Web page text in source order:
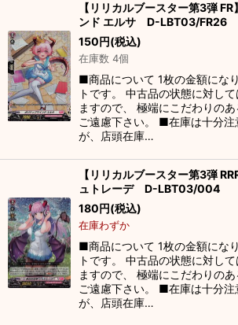
【リリカルブースター第3弾
ンド エルサ D-LBT03/FR26
150円(税込)
在庫数 4個
■商品について 1枚の金額にな
トです。 中古品の状態に対し
ますので、 極端にこだわりの
ご遠慮下さい。 ■在庫は十分注
が、店頭在庫…
【リリカルブースター第3弾
ュトレーデ D-LBT03/004
180円(税込)
在庫わずか
■商品について 1枚の金額にな
トです。 中古品の状態に対し
ますので、 極端にこだわりの
ご遠慮下さい。 ■在庫は十分注
が、店頭在庫…